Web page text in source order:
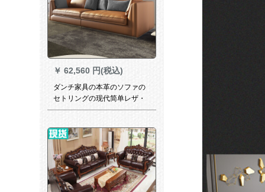
￥ 62,560 円(税込)
ダンチ家具の本革のソファの
セトリングの现代简单レザ・
ソファ客间の大きさの部屋型3
手です。3人に挂けられまし
た。